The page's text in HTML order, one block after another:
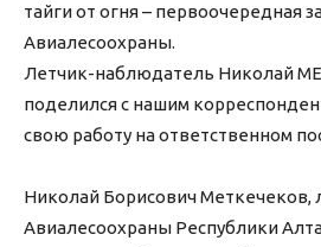
тайги от огня – первоочередная
Авиалесоохраны.
Летчик-наблюдатель Николай
поделился с нашим
свою работу на ответственном
Николай Борисович Меткечеков,
Авиалесоохраны Республики